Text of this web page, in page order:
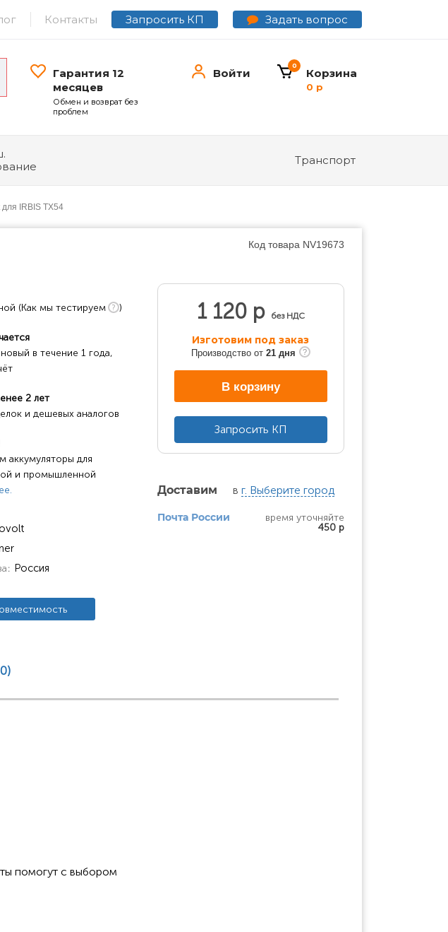
Контакты Запросить КП Задать вопрос
Гарантия 12
месяцев
Обмен и возврат без
проблем
Войти Корзина
0
0 р
Транспорт
IRBIS TX54
Код товара NV19673
(Как мы тестируем
)
в течение 1 года,
2 лет
и дешевых аналогов
аккумуляторы для
и промышленной
Россия
1 120 р без НДС
Изготовим под заказ
Производство от 21 дня
В корзину
Запросить КП
Доставим в г. Выберите город
Почта России
время уточняйте
450 р
помогут с выбором